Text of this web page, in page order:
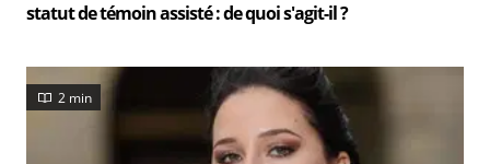
statut de témoin assisté : de quoi s'agit-il ?
2 min